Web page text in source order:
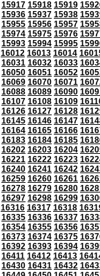
15917 15918 15919
15936 15937 15938
15955 15956 15957
15974 15975 15976
15993 15994 15995
16012 16013 16014
16031 16032 16033
16050 16051 16052
16069 16070 16071
16088 16089 16090
16107 16108 16109
16126 16127 16128
16145 16146 16147
16164 16165 16166
16183 16184 16185
16202 16203 16204
16221 16222 16223
16240 16241 16242
16259 16260 16261
16278 16279 16280
16297 16298 16299
16316 16317 16318
16335 16336 16337
16354 16355 16356
16373 16374 16375
16392 16393 16394
16411 16412 16413
16430 16431 16432